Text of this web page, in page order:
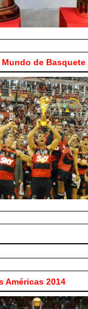
de Basquete
Américas 2014